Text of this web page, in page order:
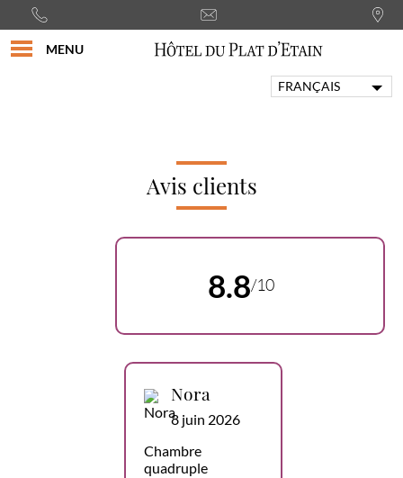
MENU
FRANÇAIS
Avis clients
8.8/10
Nora
8 juin 2026
Chambre
quadruple